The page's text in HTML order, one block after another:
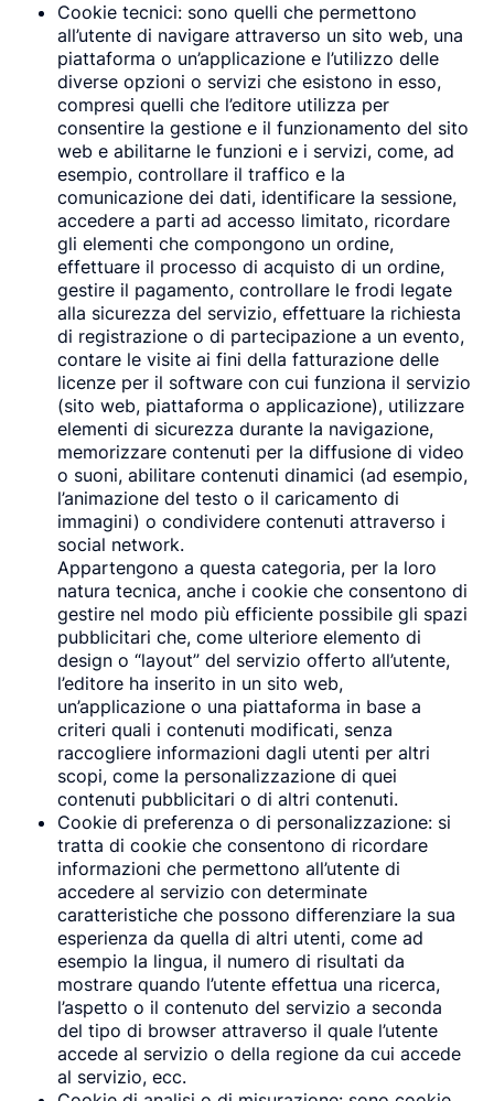
Cookie tecnici: sono quelli che permettono
all’utente di navigare attraverso un sito web, una
piattaforma o un’applicazione e l’utilizzo delle
diverse opzioni o servizi che esistono in esso,
compresi quelli che l’editore utilizza per
consentire la gestione e il funzionamento del sito
web e abilitarne le funzioni e i servizi, come, ad
esempio, controllare il traffico e la
comunicazione dei dati, identificare la sessione,
accedere a parti ad accesso limitato, ricordare
gli elementi che compongono un ordine,
effettuare il processo di acquisto di un ordine,
gestire il pagamento, controllare le frodi legate
alla sicurezza del servizio, effettuare la richiesta
di registrazione o di partecipazione a un evento,
contare le visite ai fini della fatturazione delle
licenze per il software con cui funziona il servizio
(sito web, piattaforma o applicazione), utilizzare
elementi di sicurezza durante la navigazione,
memorizzare contenuti per la diffusione di video
o suoni, abilitare contenuti dinamici (ad esempio,
l’animazione del testo o il caricamento di
immagini) o condividere contenuti attraverso i
social network.
Appartengono a questa categoria, per la loro
natura tecnica, anche i cookie che consentono di
gestire nel modo più efficiente possibile gli spazi
pubblicitari che, come ulteriore elemento di
design o “layout” del servizio offerto all’utente,
l’editore ha inserito in un sito web,
un’applicazione o una piattaforma in base a
criteri quali i contenuti modificati, senza
raccogliere informazioni dagli utenti per altri
scopi, come la personalizzazione di quei
contenuti pubblicitari o di altri contenuti.
Cookie di preferenza o di personalizzazione: si
tratta di cookie che consentono di ricordare
informazioni che permettono all’utente di
accedere al servizio con determinate
caratteristiche che possono differenziare la sua
esperienza da quella di altri utenti, come ad
esempio la lingua, il numero di risultati da
mostrare quando l’utente effettua una ricerca,
l’aspetto o il contenuto del servizio a seconda
del tipo di browser attraverso il quale l’utente
accede al servizio o della regione da cui accede
al servizio, ecc.